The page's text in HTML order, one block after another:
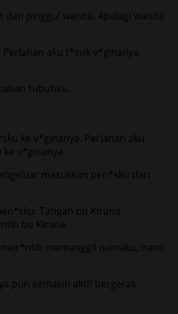
pinggul wanita. Apalagi wanita
aku t*suk v*ginanya
tubuhku.
ke v*ginanya. Perlahan aku
v*ginanya.
masukkan pen*sku dari
Tangan bu Kirana
bu Kirana.
memanggil namaku, nanti
pun semakin aktif bergerak